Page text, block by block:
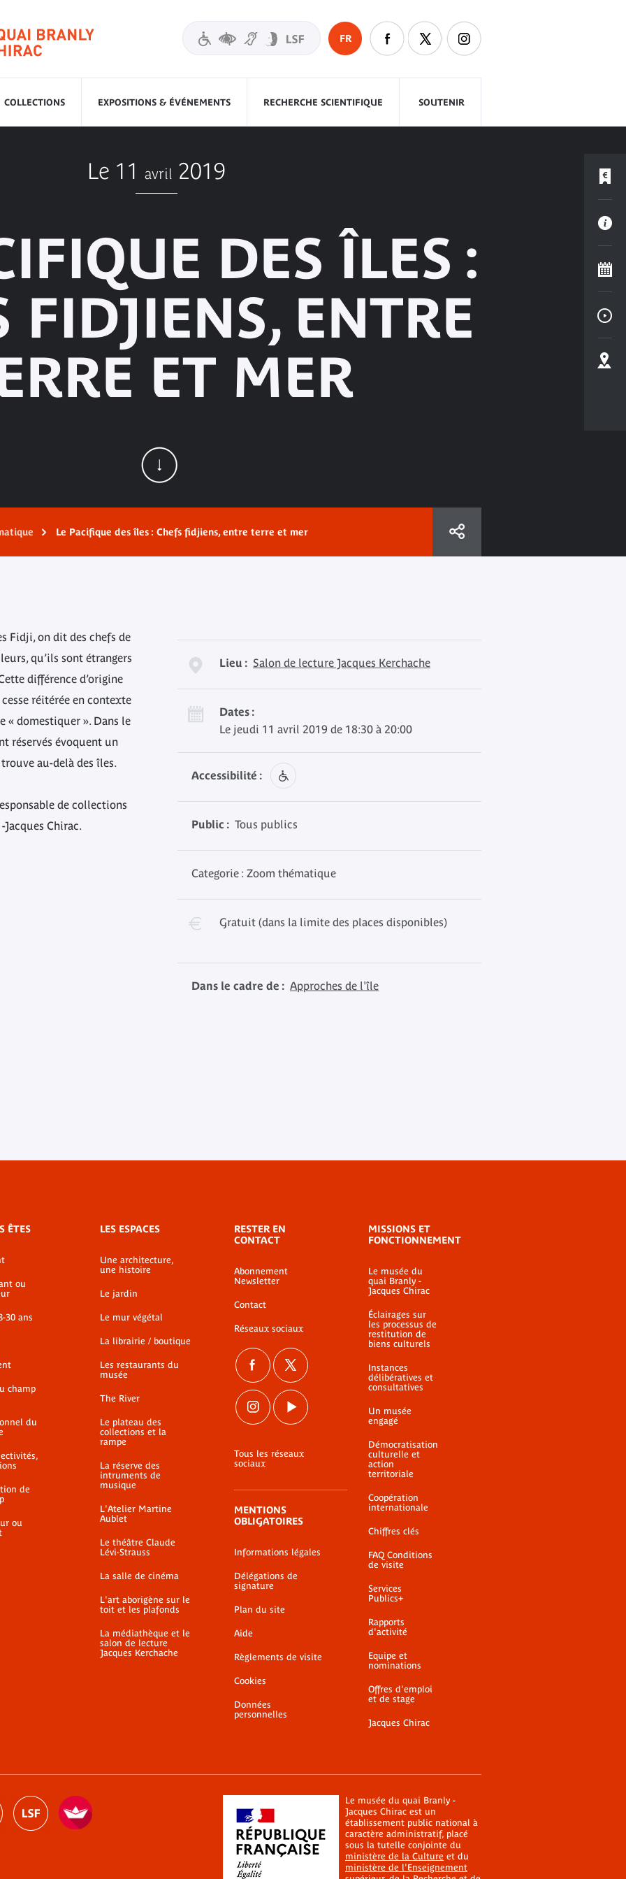
FR
COLLECTIONS EXPOSITIONS & ÉVÉNEMENTS RECHERCHE SCIENTIFIQUE SOUTENIR
Le 11 avril 2019
DES ÎLES :
FIDJIENS, ENTRE
ET MER
Le Pacifique des îles : Chefs fidjiens, entre terre et mer
Fidji, on dit des chefs de
qu’ils sont étrangers
différence d’origine
réitérée en contexte
« domestiquer ». Dans le
réservés évoquent un
au-delà des îles.
de collections
Chirac.
Lieu : Salon de lecture Jacques Kerchache
Dates :
Le jeudi 11 avril 2019 de 18:30 à 20:00
Accessibilité :
Public : Tous publics
Categorie : Zoom thématique
Gratuit (dans la limite des places disponibles)
Dans le cadre de : Approches de l'île
ÊTES
ou
30 ans
champ
du
de
ou
LES ESPACES
Une architecture,
une histoire
Le jardin
Le mur végétal
La librairie / boutique
Les restaurants du
musée
The River
Le plateau des
collections et la
rampe
La réserve des
intruments de
musique
L'Atelier Martine
Aublet
Le théâtre Claude
Lévi-Strauss
La salle de cinéma
L'art aborigène sur le
toit et les plafonds
La médiathèque et le
salon de lecture
Jacques Kerchache
RESTER EN
CONTACT
Abonnement
Newsletter
Contact
Réseaux sociaux
Tous les réseaux
sociaux
MENTIONS
OBLIGATOIRES
Informations légales
Délégations de
signature
Plan du site
Aide
Règlements de visite
Cookies
Données
personnelles
MISSIONS ET
FONCTIONNEMENT
Le musée du
quai Branly -
Jacques Chirac
Éclairages sur
les processus de
restitution de
biens culturels
Instances
délibératives et
consultatives
Un musée
engagé
Démocratisation
culturelle et
action
territoriale
Coopération
internationale
Chiffres clés
FAQ Conditions
de visite
Services
Publics+
Rapports
d'activité
Equipe et
nominations
Offres d'emploi
et de stage
Jacques Chirac
Le musée du quai Branly -
Jacques Chirac est un
établissement public national à
caractère administratif, placé
sous la tutelle conjointe du
ministère de la Culture et du
ministère de l'Enseignement